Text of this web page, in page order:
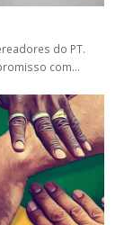
do PT.
com…